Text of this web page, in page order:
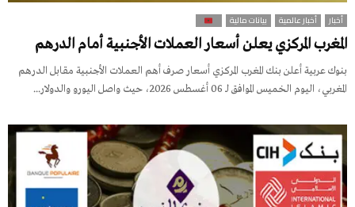
أخبار أخبار عالمية بيانات مالية
المغرب المركزي يعلن أسعار العملات الأجنبية أمام الدرهم
بنوك عربية أعلن بنك المغرب المركزي أسعار صرف أهم العملات الأجنبية مقابل الدرهم
المغربي، اليوم الخميس الموافق لـ 06 أغسطس 2026، حيث واصل اليورو والدولار...